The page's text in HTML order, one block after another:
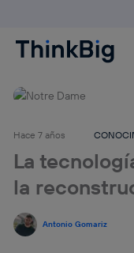
Hace 7 años
La
la
Antonio Gomariz